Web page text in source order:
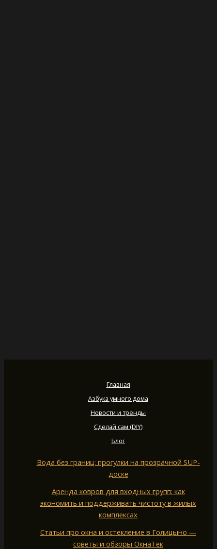
Главная
Азбука умного дома
Новости и тренды
Сделай сам (DIY)
Блог
Вода без границ: прогулки на прозрачной SUP-
доске
Аренда ковров для входных групп: как
экономить и поддерживать чистоту в жилых
комплексах
Статьи про окна и остекление в Голицыно —
советы и обзоры ОкнаТек